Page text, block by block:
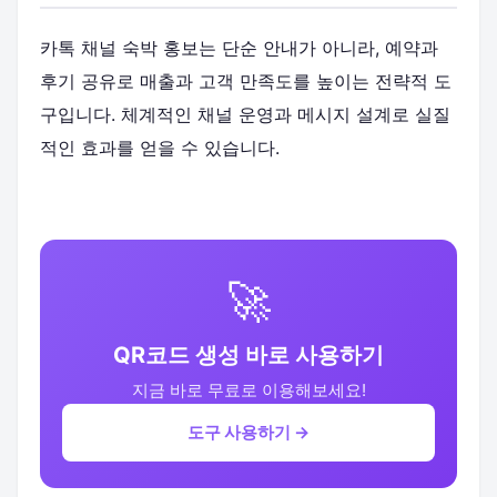
카톡 채널 숙박 홍보는 단순 안내가 아니라, 예약과
후기 공유로 매출과 고객 만족도를 높이는 전략적 도
구입니다. 체계적인 채널 운영과 메시지 설계로 실질
적인 효과를 얻을 수 있습니다.
🚀
QR코드 생성 바로 사용하기
지금 바로 무료로 이용해보세요!
도구 사용하기 →